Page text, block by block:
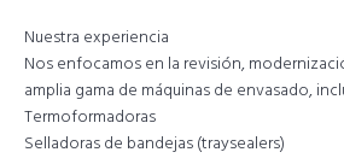
Nuestra experiencia
Nos enfocamos en la revisión,
amplia gama de máquinas de envasado,
Termoformadoras
Selladoras de bandejas (traysealers)